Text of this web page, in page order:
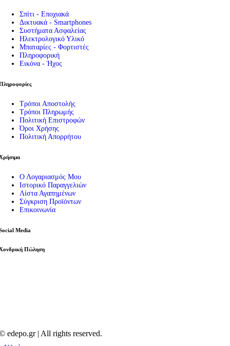
Σπίτι - Εποχιακά
Δικτυακά - Smartphones
Συστήματα Ασφαλείας
Ηλεκτρολογικό Υλικό
Μπαταρίες - Φορτιστές
Πληροφορική
Εικόνα - Ήχος
Τρόποι Αποστολής
Τρόποι Πληρωμής
Πολιτική Επιστροφών
Όροι Χρήσης
Πολιτική Απορρήτου
Ο Λογαριασμός Μου
Ιστορικό Παραγγελιών
Λίστα Αγαπημένων
Σύγκριση Προϊόντων
Επικοινωνία
Media
Πώληση
edepo.gr | All rights reserved.